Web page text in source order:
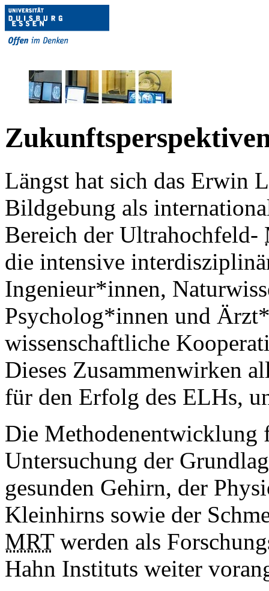
Längst hat sich das Erwin
Bildgebung als
Bereich der Ultrahochfeld-
die intensive
Ingenieur*innen,
Psycholog*innen und
wissenschaftliche
Dieses Zusammenwirken
für den Erfolg des ELHs,
Die Methodenentwicklung
Untersuchung der
gesunden Gehirn, der
Kleinhirns sowie der
MRTwerden als
Hahn Instituts weiter